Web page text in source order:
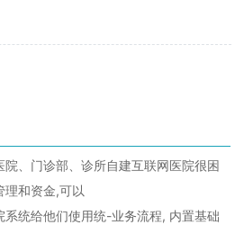
、门诊部、诊所自建互联网医院很困
理和资金,可以
统给他们使用统-业务流程, 内置基础